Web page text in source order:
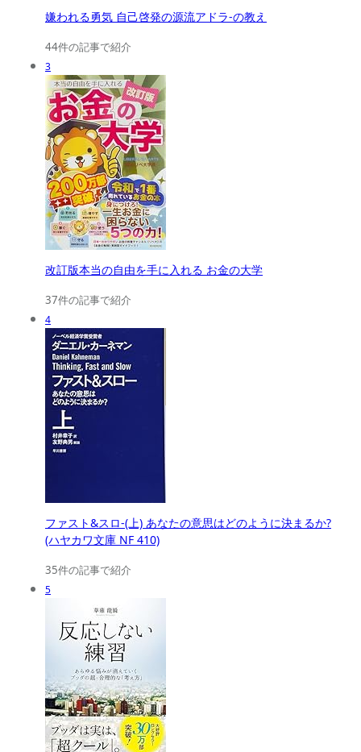
嫌われる勇気 自己啓発の源流アドラ-の教え
44件の記事で紹介
3
改訂版本当の自由を手に入れる お金の大学
37件の記事で紹介
4
ファスト&スロ-(上) あなたの意思はどのように決まるか?
(ハヤカワ文庫 NF 410)
35件の記事で紹介
5